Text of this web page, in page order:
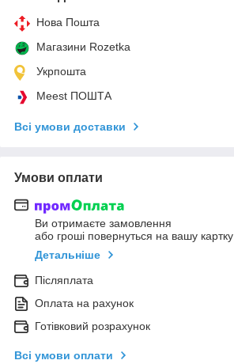
Нова Пошта
Магазини Rozetka
Укрпошта
Meest ПОШТА
Всі умови доставки
Умови оплати
Ви отримаєте замовлення
або гроші повернуться на вашу картку
Детальніше
Післяплата
Оплата на рахунок
Готівковий розрахунок
Всі умови оплати